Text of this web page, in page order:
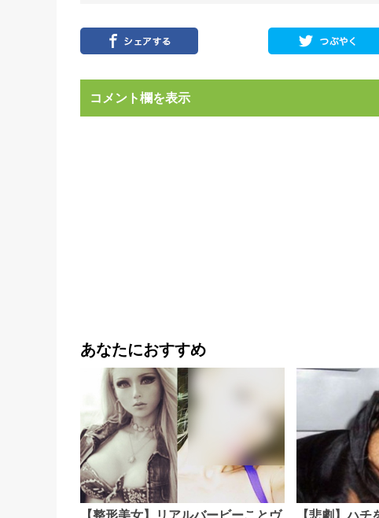
コメント欄を表示
あなたにおすすめ
【整形美女】リアルバービーことヴ 【悲劇】ハ